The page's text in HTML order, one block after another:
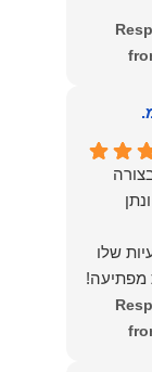
.אין לי
אמת
תמיד
אור
המילים
כיף
בידיים
בשביל
שלנו זה
הכל.
שלו
מפתיעה!